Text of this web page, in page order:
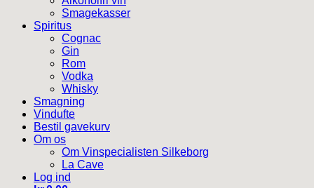
Smagekasser
Spiritus
Cognac
Gin
Rom
Vodka
Whisky
Smagning
Vindufte
Bestil gavekurv
Om os
Om Vinspecialisten Silkeborg
La Cave
Log ind